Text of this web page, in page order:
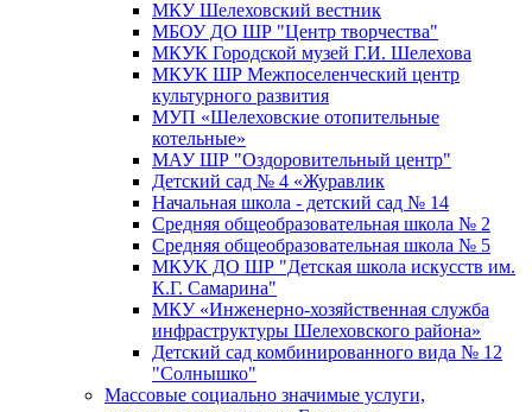
МКУ Шелеховский вестник
МБОУ ДО ШР "Центр творчества"
МКУК Городской музей Г.И. Шелехова
МКУК ШР Межпоселенческий центр
культурного развития
МУП «Шелеховские отопительные
котельные»
МАУ ШР "Оздоровительный центр"
Детский сад № 4 «Журавлик
Начальная школа - детский сад № 14
Средняя общеобразовательная школа № 2
Средняя общеобразовательная школа № 5
МКУК ДО ШР "Детская школа искусств им.
К.Г. Самарина"
МКУ «Инженерно-хозяйственная служба
инфраструктуры Шелеховского района»
Детский сад комбинированного вида № 12
"Солнышко"
Массовые социально значимые услуги,